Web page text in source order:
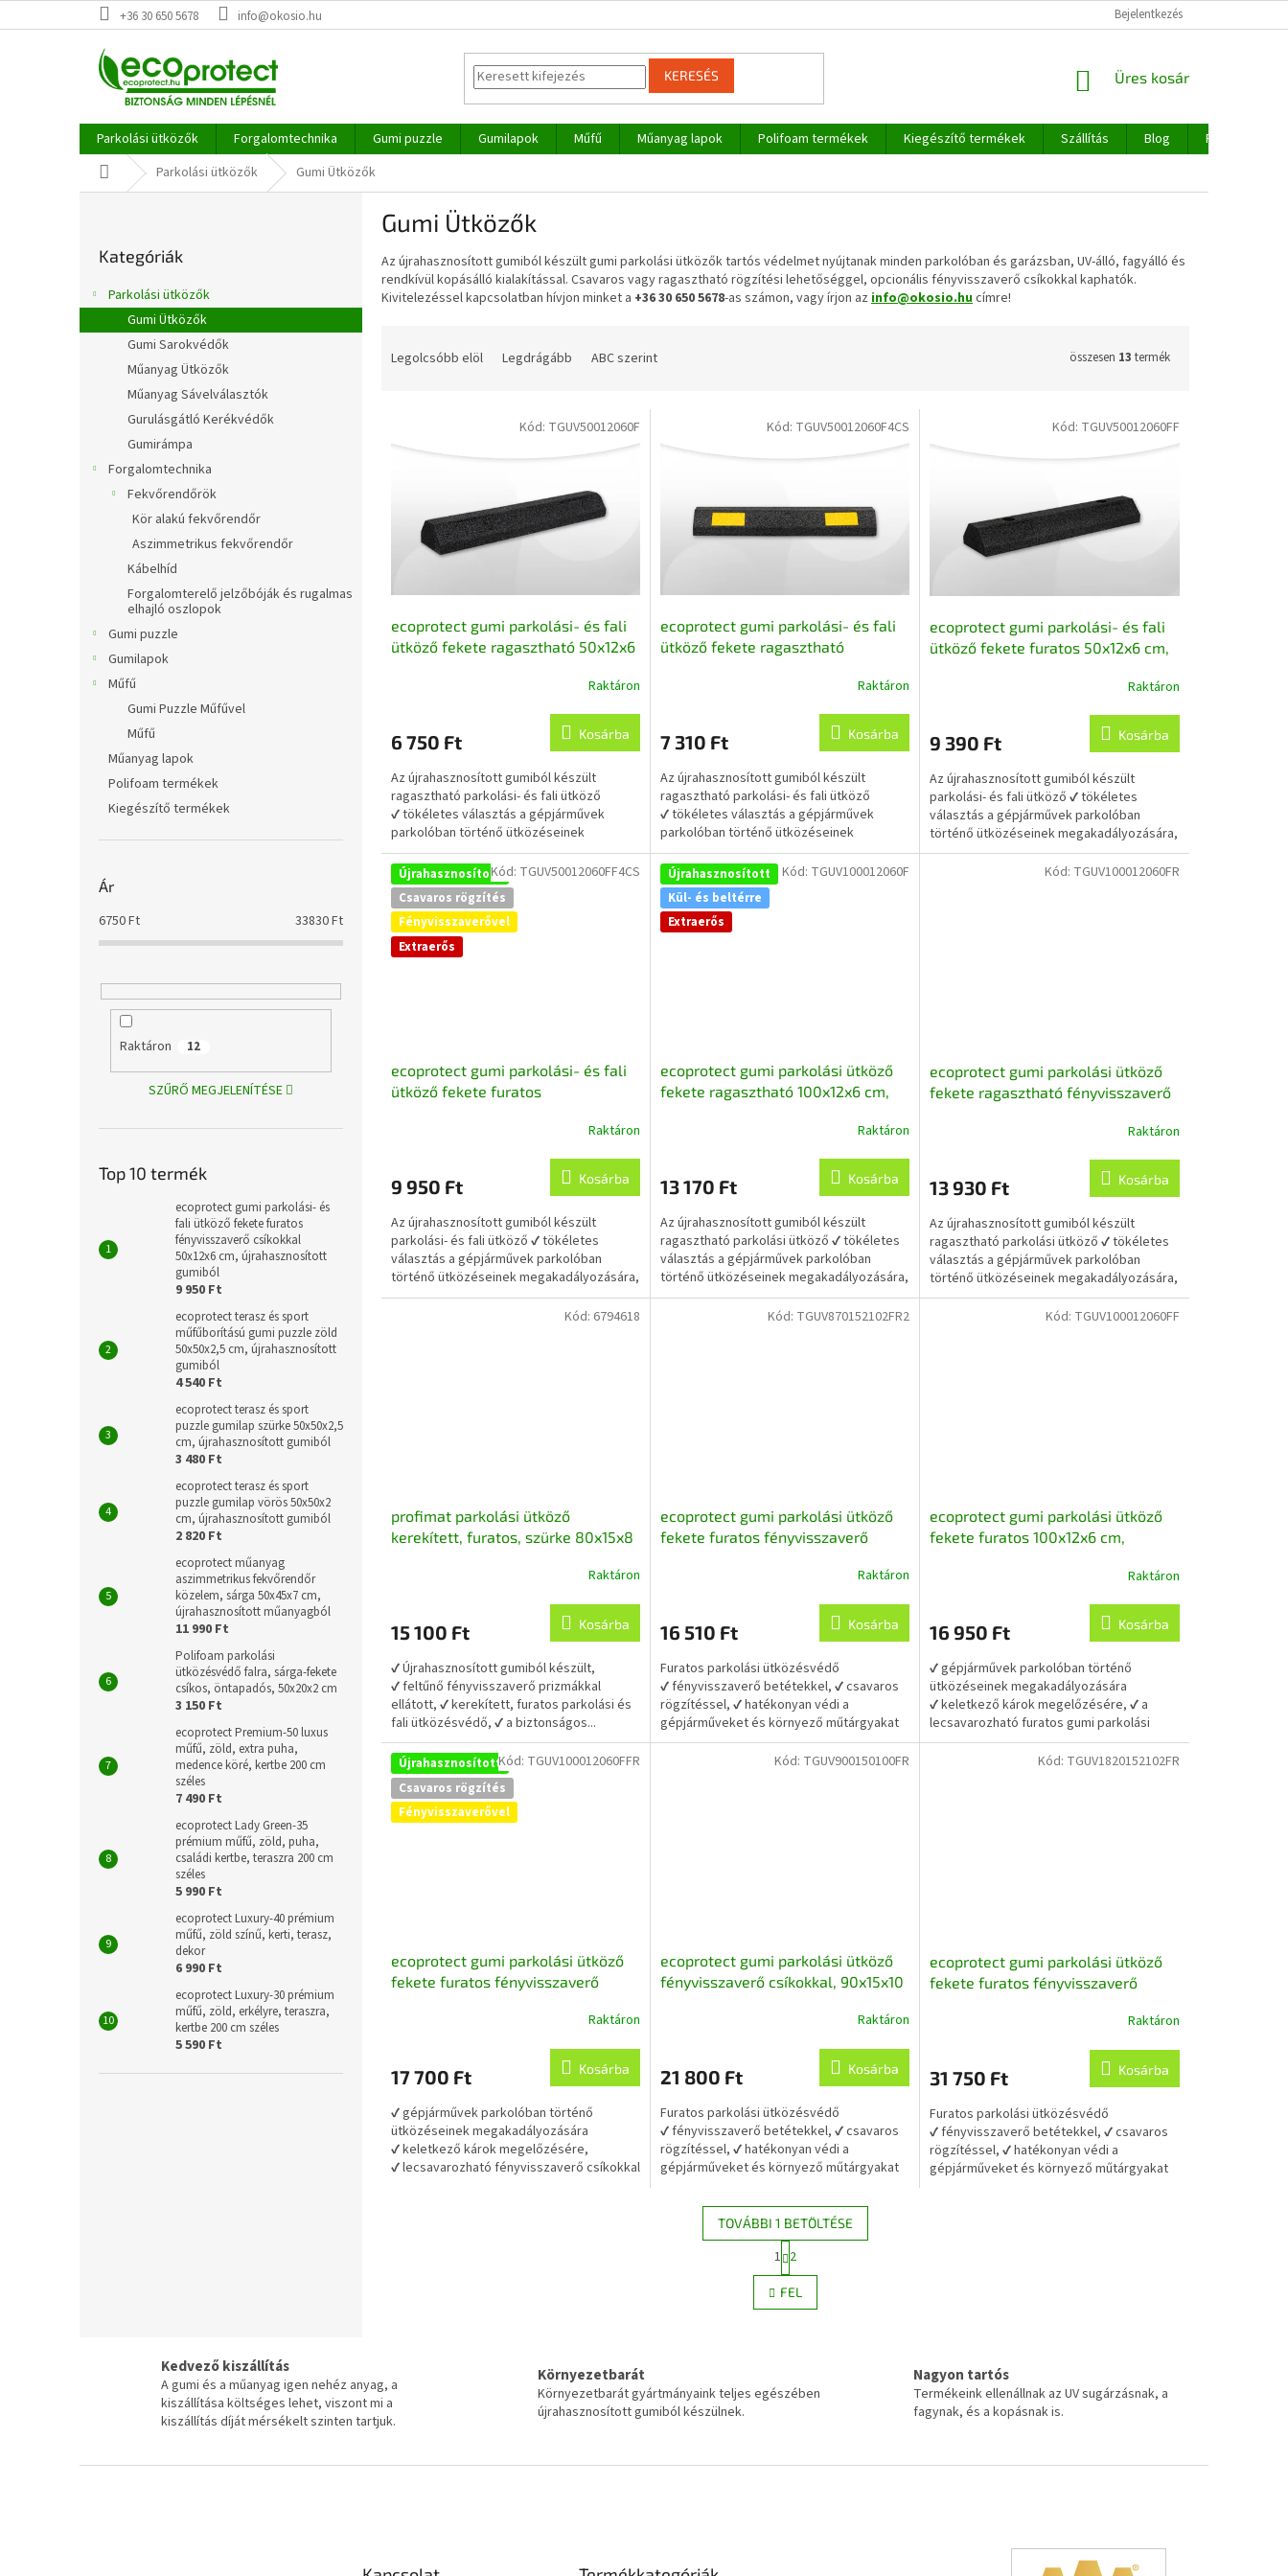
a
+36 30 650 5678 info@okosio.hu Bejelentkezés
KERESÉS KOSÁR
Üres kosár
Parkolási ütközők Forgalomtechnika Gumi puzzle Gumilapok Műfű Műanyag lapok Polifoam termékek Kiegészítő termékek Szállítás Blog
Rólunk
KezdőlapParkolási ütközők Gumi Ütközők
s
ó
átugrása
Kategóriák
Parkolási ütközők
Gumi Ütközők
Gumi Sarokvédők
Műanyag Ütközők
Műanyag Sávelválasztók
Gurulásgátló Kerékvédők
Gumirámpa
Forgalomtechnika
Fekvőrendőrök
Kör alakú fekvőrendőr
Aszimmetrikus fekvőrendőr
Kábelhíd
Forgalomterelő jelzőbóják és rugalmas
elhajló oszlopok
Gumi puzzle
Gumilapok
Műfű
Gumi Puzzle Műfűvel
Műfű
Műanyag lapok
Polifoam termékek
Kiegészítő termékek
Ár
6750Ft 33830Ft
Raktáron 12
SZŰRŐ MEGJELENÍTÉSE
Top 10 termék
ecoprotect gumi parkolási- és
fali ütköző fekete furatos
fényvisszaverő csíkokkal
50x12x6 cm, újrahasznosított
gumiból
9 950 Ft
ecoprotect terasz és sport
műfűborítású gumi puzzle zöld
50x50x2,5 cm, újrahasznosított
gumiból
4 540 Ft
ecoprotect terasz és sport
puzzle gumilap szürke 50x50x2,5
cm, újrahasznosított gumiból
3 480 Ft
ecoprotect terasz és sport
puzzle gumilap vörös 50x50x2
cm, újrahasznosított gumiból
2 820 Ft
ecoprotect műanyag
aszimmetrikus fekvőrendőr
közelem, sárga 50x45x7 cm,
újrahasznosított műanyagból
11 990 Ft
Polifoam parkolási
ütközésvédő falra, sárga-fekete
csíkos, öntapadós, 50x20x2 cm
3 150 Ft
ecoprotect Premium-50 luxus
műfű, zöld, extra puha,
medence köré, kertbe 200 cm
széles
7 490 Ft
ecoprotect Lady Green-35
prémium műfű, zöld, puha,
családi kertbe, teraszra 200 cm
széles
5 990 Ft
ecoprotect Luxury-40 prémium
műfű, zöld színű, kerti, terasz,
dekor
6 990 Ft
ecoprotect Luxury-30 prémium
műfű, zöld, erkélyre, teraszra,
kertbe 200 cm széles
5 590 Ft
Gumi Ütközők
Az újrahasznosított gumiból készült gumi parkolási ütközők tartós védelmet nyújtanak minden parkolóban és garázsban, UV-álló, fagyálló és
rendkívül kopásálló kialakítással. Csavaros vagy ragasztható rögzítési lehetőséggel, opcionális fényvisszaverő csíkokkal kaphatók.
Kivitelezéssel kapcsolatban hívjon minket a +36 30 650 5678-as számon, vagy írjon az info@okosio.hucímre!
Legolcsóbb elöl Legdrágább ABC szerint összesen 13 termék
ecoprotect gumi parkolási- és fali
ütköző fekete ragasztható 50x12x6
Raktáron
6 750 Ft Kosárba
Az újrahasznosított gumiból készült
ragasztható parkolási- és fali ütköző
✔ tökéletes választás a gépjárművek
parkolóban történő ütközéseinek
megakadályozására,...
Kód: TGUV50012060F
ecoprotect gumi parkolási- és fali
ütköző fekete ragasztható
cm, újrahasznosított gumibólRaktáron
7 310 Ft Kosárba
Az újrahasznosított gumiból készült
ragasztható parkolási- és fali ütköző
✔ tökéletes választás a gépjárművek
parkolóban történő ütközéseinek
megakadályozására,...
Kód: TGUV50012060F4CS
ecoprotect gumi parkolási- és fali
ütköző fekete furatos 50x12x6 cm,
Raktáron
9 390 Ft Kosárba
Az újrahasznosított gumiból készült
parkolási- és fali ütköző ✔ tökéletes
választás a gépjárművek parkolóban
történő ütközéseinek megakadályozására,
✔ a keletkező...
Kód: TGUV50012060FF
Újrahasznosított
Csavaros rögzítés
Fényvisszaverővel
Extraerős
ecoprotect gumi parkolási- és fali
ütköző fekete furatos
cm, újrahasznosított gumibólRaktáron
9 950 Ft Kosárba
Az újrahasznosított gumiból készült
parkolási- és fali ütköző ✔ tökéletes
választás a gépjárművek parkolóban
történő ütközéseinek megakadályozására,
✔ a keletkező...
Kód: TGUV50012060FF4CS
Újrahasznosított
Kül- és beltérre
Extraerős
ecoprotect gumi parkolási ütköző
fekete ragasztható 100x12x6 cm,
Raktáron
13 170 Ft Kosárba
Az újrahasznosított gumiból készült
ragasztható parkolási ütköző ✔ tökéletes
választás a gépjárművek parkolóban
történő ütközéseinek megakadályozására,
✔ a...
Kód: TGUV100012060F
ecoprotect gumi parkolási ütköző
fekete ragasztható fényvisszaverő
Raktáron
13 930 Ft Kosárba
Az újrahasznosított gumiból készült
ragasztható parkolási ütköző ✔ tökéletes
választás a gépjárművek parkolóban
történő ütközéseinek megakadályozására,
✔ a...
Kód: TGUV100012060FR
profimat parkolási ütköző
kerekített, furatos, szürke 80x15x8
Raktáron
15 100 Ft Kosárba
✔ Újrahasznosított gumiból készült,
✔ feltűnő fényvisszaverő prizmákkal
ellátott, ✔ kerekített, furatos parkolási és
fali ütközésvédő, ✔ a biztonságos...
Kód: 6794618
ecoprotect gumi parkolási ütköző
fekete furatos fényvisszaverő
Raktáron
16 510 Ft Kosárba
Furatos parkolási ütközésvédő
✔ fényvisszaverő betétekkel, ✔ csavaros
rögzítéssel, ✔ hatékonyan védi a
gépjárműveket és környező műtárgyakat
Kód: TGUV870152102FR2
ecoprotect gumi parkolási ütköző
fekete furatos 100x12x6 cm,
Raktáron
16 950 Ft Kosárba
✔ gépjárművek parkolóban történő
ütközéseinek megakadályozására
✔ keletkező károk megelőzésére, ✔ a
lecsavarozható furatos gumi parkolási
ütköző -más néven...
Kód: TGUV100012060FF
Újrahasznosított
Csavaros rögzítés
Fényvisszaverővel
ecoprotect gumi parkolási ütköző
fekete furatos fényvisszaverő
értékelése
ből
4,7
csillag.
Raktáron
17 700 Ft Kosárba
✔ gépjárművek parkolóban történő
ütközéseinek megakadályozására
✔ keletkező károk megelőzésére,
✔ lecsavarozható fényvisszaverő csíkokkal
Kód: TGUV100012060FFR
ecoprotect gumi parkolási ütköző
fényvisszaverő csíkokkal, 90x15x10
Raktáron
21 800 Ft Kosárba
Furatos parkolási ütközésvédő
✔ fényvisszaverő betétekkel, ✔ csavaros
rögzítéssel, ✔ hatékonyan védi a
gépjárműveket és környező műtárgyakat
Kód: TGUV900150100FR
ecoprotect gumi parkolási ütköző
fekete furatos fényvisszaverő
Raktáron
31 750 Ft Kosárba
Furatos parkolási ütközésvédő
✔ fényvisszaverő betétekkel, ✔ csavaros
rögzítéssel, ✔ hatékonyan védi a
gépjárműveket és környező műtárgyakat
Kód: TGUV1820152102FR
L
i
s
á
t
TOVÁBBI 1 BETÖLTÉSE
L
a
p
o
z
1 2
FEL
Kedvező kiszállítás
A gumi és a műanyag igen nehéz anyag, a
kiszállítása költséges lehet, viszont mi a
kiszállítás díját mérsékelt szinten tartjuk.
Környezetbarát
Környezetbarát gyártmányaink teljes egészében
újrahasznosított gumiból készülnek.
Nagyon tartós
Termékeink ellenállnak az UV sugárzásnak, a
fagynak, és a kopásnak is.